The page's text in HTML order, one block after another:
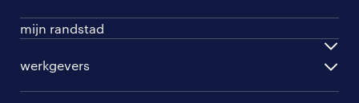
per topwerkgever
ontwikkel jezelf
work for ukraine
werknemers
werkgevers
mijn randstad
werkgevers